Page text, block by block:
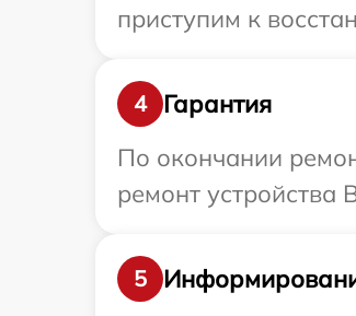
приступим к
4
Гарантия
По окончании
ремонт устройства
5